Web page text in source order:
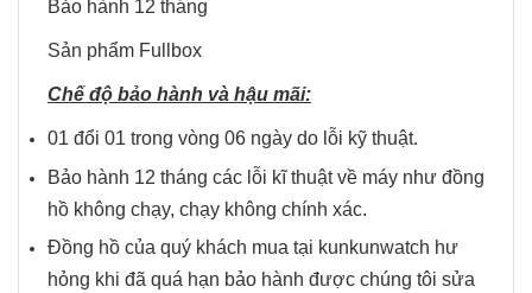
Bảo hành 12 tháng
Sản phẩm Fullbox
Chế độ bảo hành và hậu mãi:
01 đổi 01 trong vòng 06 ngày do lỗi kỹ thuật.
Bảo hành 12 tháng các lỗi kĩ thuật về máy như đồng
hồ không chạy, chạy không chính xác.
Đồng hồ của quý khách mua tại kunkunwatch hư
hỏng khi đã quá hạn bảo hành được chúng tôi sửa